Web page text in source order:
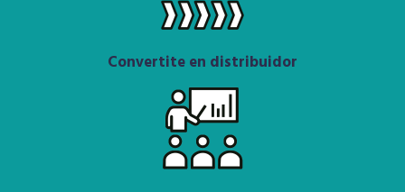
Convertite en distribuidor